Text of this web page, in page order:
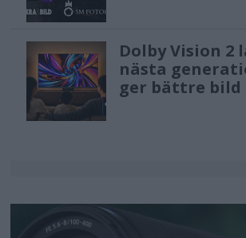
Dolby Vision 2
nästa
ger bättre bild